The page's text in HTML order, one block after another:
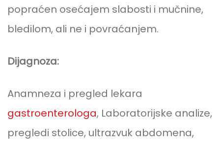
popraćen osećajem slabosti i mučnine,
bledilom, ali ne i povraćanjem.
Dijagnoza:
Anamneza i pregled lekara
gastroenterologa, Laboratorijske analize,
pregledi stolice, ultrazvuk abdomena,